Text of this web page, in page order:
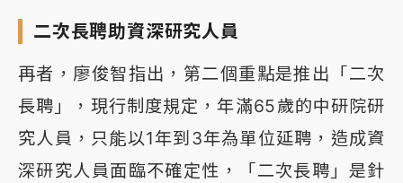
二次長聘助資深研究人員
再者，廖俊智指出，第二個重點是推出「二次
長聘」，現行制度規定，年滿65歲的中研院研
究人員，只能以1年到3年為單位延聘，造成資
深研究人員面臨不確定性，「二次長聘」是針